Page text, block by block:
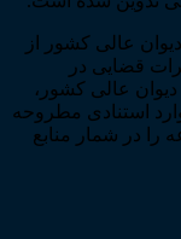
عالی کشور از
قضایی در
عالی کشور،
استنادی مطروحه
را در شمار منابع